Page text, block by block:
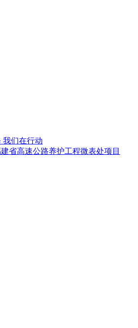
我们在行动
建省高速公路养护工程微表处项目